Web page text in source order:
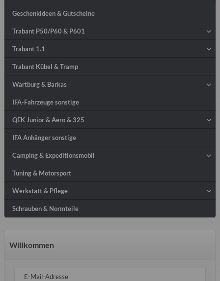
Geschenkideen & Gutscheine
Trabant P50/P60 & P601
Trabant 1.1
Trabant Kübel & Tramp
Wartburg & Barkas
IFA-Fahrzeuge sonstige
QEK Junior & Aero & 325
IFA Anhänger sonstige
Camping & Expeditionsmobil
Tuning & Motorsport
Werkstatt & Pflege
Schrauben & Normteile
Willkommen
E-Mail-Adresse